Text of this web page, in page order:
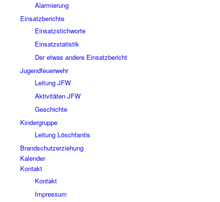
Alarmierung
Einsatzberichte
Einsatzstichworte
Einsatzstatistik
Der etwas andere Einsatzbericht
Jugendfeuerwehr
Leitung JFW
Aktivitäten JFW
Geschichte
Kindergruppe
Leitung Löschfantis
Brandschutzerziehung
Kalender
Kontakt
Kontakt
Impressum